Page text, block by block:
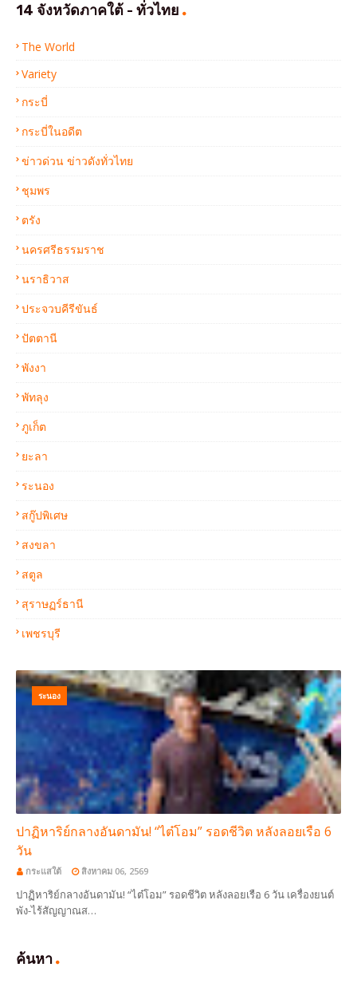
14 จังหวัดภาคใต้ - ทั่วไทย
The World
Variety
กระบี่
กระบี่ในอดีต
ข่าวด่วน ข่าวดังทั่วไทย
ชุมพร
ตรัง
นครศรีธรรมราช
นราธิวาส
ประจวบคีรีขันธ์
ปัตตานี
พังงา
พัทลุง
ภูเก็ต
ยะลา
ระนอง
สกู๊ปพิเศษ
สงขลา
สตูล
สุราษฏร์ธานี
เพชรบุรี
ระนอง
ปาฏิหาริย์กลางอันดามัน! “ไต๋โอม” รอดชีวิต หลังลอยเรือ 6
วัน
กระแสใต้ สิงหาคม 06, 2569
ปาฏิหาริย์กลางอันดามัน! “ไต๋โอม” รอดชีวิต หลังลอยเรือ 6 วัน เครื่องยนต์
พัง-ไร้สัญญาณส…
ค้นหา